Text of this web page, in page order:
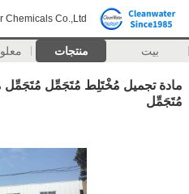
Co.,Ltd.
بيت منتجات
مادة تجميل مُخْتَلِط مُتَجَمِّل
مُتَجَمِّل